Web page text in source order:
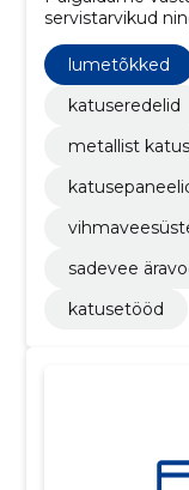
servistarvikud
algusest lõpuni
teostust.
lumetõkked
katuseredelid
metallist katus
sadevee
katusetööd